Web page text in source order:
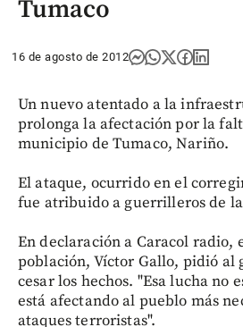
Tumaco
16 de agosto de 2012
Un nuevo atentado a la
prolonga la afectación por la
municipio de Tumaco, Nariño.
El ataque, ocurrido en el
fue atribuido a guerrilleros de
En declaración a Caracol radio,
población, Víctor Gallo, pidió al
cesar los hechos. "Esa lucha no
está afectando al pueblo más
ataques terroristas".